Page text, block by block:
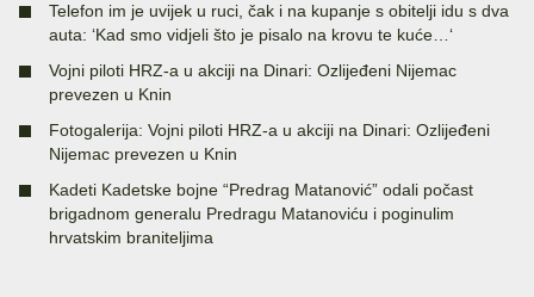
Telefon im je uvijek u ruci, čak i na kupanje s obitelji idu s dva
auta: ‘Kad smo vidjeli što je pisalo na krovu te kuće…‘
Vojni piloti HRZ-a u akciji na Dinari: Ozlijeđeni Nijemac
prevezen u Knin
Fotogalerija: Vojni piloti HRZ-a u akciji na Dinari: Ozlijeđeni
Nijemac prevezen u Knin
Kadeti Kadetske bojne “Predrag Matanović” odali počast
brigadnom generalu Predragu Matanoviću i poginulim
hrvatskim braniteljima